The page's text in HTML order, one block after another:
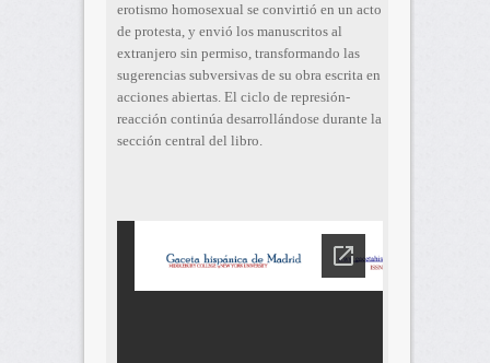
erotismo homosexual se convirtió en un acto
de protesta, y envió los manuscritos al
extranjero sin permiso, transformando las
sugerencias subversivas de su obra escrita en
acciones abiertas. El ciclo de represión-
reacción continúa desarrollándose durante la
sección central del libro.